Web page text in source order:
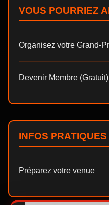
VOUS POURRIEZ
Organisez votre Grand-
Devenir Membre (Gratuit)
INFOS PRATIQUES
Préparez votre venue